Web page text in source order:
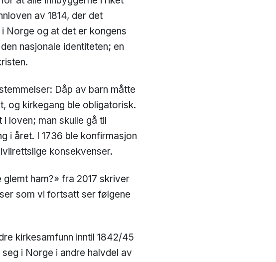
av 1814, der det
Norge og at det er kongens
nasjonale identiteten; en
Dåp av barn måtte
og kirkegang ble obligatorisk.
loven; man skulle gå til
i året. I 1736 ble konfirmasjon
konsekvenser.
ham?» fra 2017 skriver
som vi fortsatt ser følgene
kirkesamfunn inntil 1842/45
i Norge i andre halvdel av